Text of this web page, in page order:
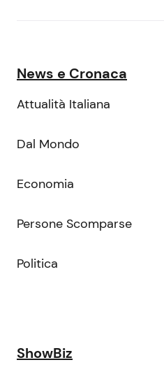
News e Cronaca
Attualità Italiana
Dal Mondo
Economia
Persone Scomparse
Politica
ShowBiz